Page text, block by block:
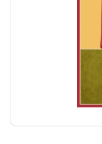
Ювелирные изделия